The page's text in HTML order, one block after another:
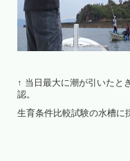
↑ 当日最大に潮が引いたと
認。
生育条件比較試験の水槽に